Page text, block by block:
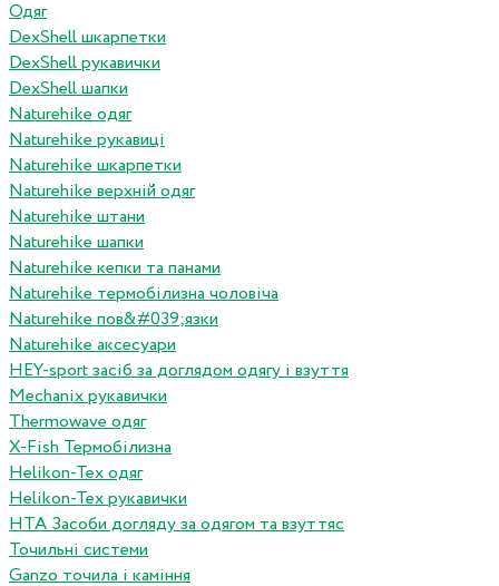
Одяг
DexShell шкарпетки
DexShell рукавички
DexShell шапки
Naturehike одяг
Naturehike рукавиці
Naturehike шкарпетки
Naturehike верхній одяг
Naturehike штани
Naturehike шапки
Naturehike кепки та панами
Naturehike термобілизна чоловіча
Naturehike пов&#039;язки
Naturehike аксесуари
HEY-sport засіб за доглядом одягу і взуття
Mechanix рукавички
Thermowave одяг
X-Fish Термобілизна
Helikon-Tex одяг
Helikon-Tex рукавички
HTA Засоби догляду за одягом та взуттяс
Точильні системи
Ganzo точила і каміння